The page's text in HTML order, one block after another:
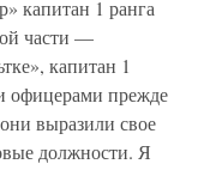
капитан 1 ранга
части —
капитан 1
офицерами прежде
выразили свое
должности. Я